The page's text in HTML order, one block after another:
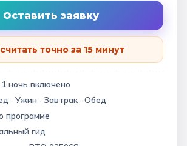
Оставить заявку
точно за 15 минут
1 ночь включено
· Ужин · Завтрак · Обед
программе
гид